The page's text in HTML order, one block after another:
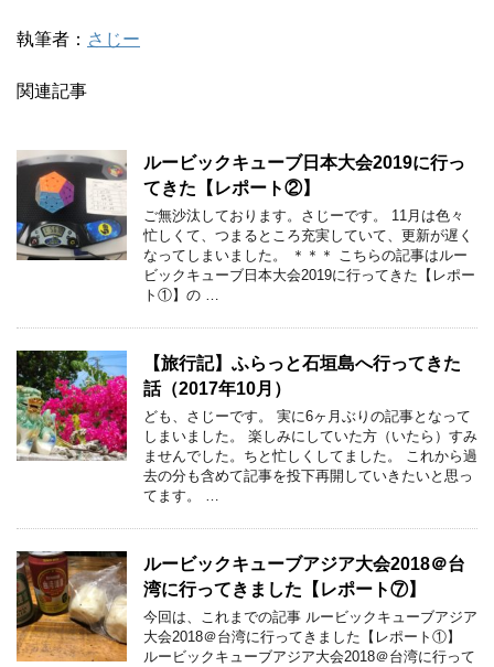
執筆者： さじー
関連記事
ルービックキューブ日本大会2019に行っ
てきた【レポート②】
ご無沙汰しております。さじーです。 11月は色々
忙しくて、つまるところ充実していて、更新が遅く
なってしまいました。 ＊＊＊ こちらの記事はルー
ビックキューブ日本大会2019に行ってきた【レポー
ト①】の …
【旅行記】ふらっと石垣島へ行ってきた
話（2017年10月）
ども、さじーです。 実に6ヶ月ぶりの記事となって
しまいました。 楽しみにしていた方（いたら）すみ
ませんでした。ちと忙しくしてました。 これから過
去の分も含めて記事を投下再開していきたいと思っ
てます。 …
ルービックキューブアジア大会2018＠台
湾に行ってきました【レポート⑦】
今回は、これまでの記事 ルービックキューブアジア
大会2018＠台湾に行ってきました【レポート①】
ルービックキューブアジア大会2018＠台湾に行って